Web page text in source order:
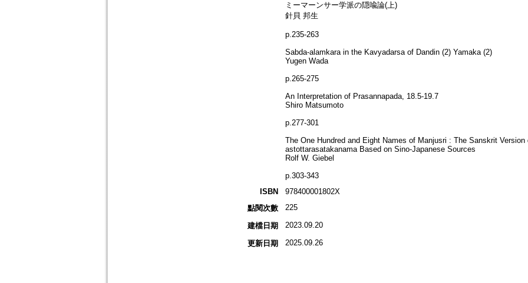
ミーマーンサー学派の隠喩論(上)
針貝 邦生
p.235-263
Sabda-alamkara in the Kavyadarsa of Dandin (2) Yamaka (2)
Yugen Wada
p.265-275
An Interpretation of Prasannapada, 18.5-19.7
Shiro Matsumoto
p.277-301
The One Hundred and Eight Names of Manjusri : The Sanskrit
astottarasatakanama Based on Sino-Japanese Sources
Rolf W. Giebel
p.303-343
ISBN
978400001802X
點閱次數
225
建檔日期 2023.09.20
更新日期 2025.09.26